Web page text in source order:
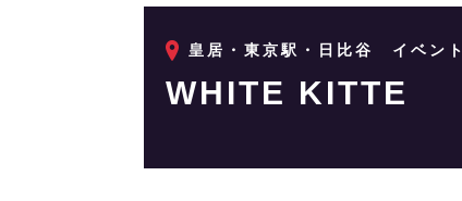
皇居・東京駅・日比谷 イベント
WHITE KITTE